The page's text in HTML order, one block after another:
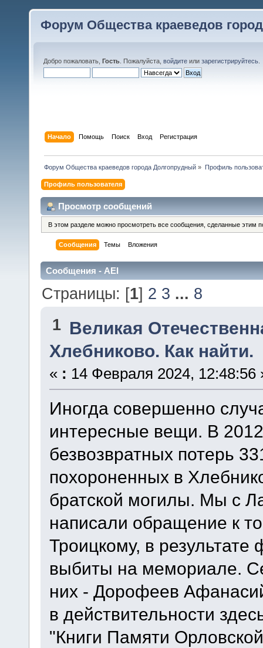
Форум Общества краеведов
Добро пожаловать, Гость . Пожалуйста, войдите или зарегистрируйтесь
Начало Помощь Поиск Вход Регистрация
Форум Общества краеведов города Долгопрудный » Профиль
Профиль пользователя
Просмотр сообщений
В этом разделе можно просмотреть все сообщения, сделанные этим
Сообщения Темы Вложения
Сообщения - AEI
Страницы: [1] 2 3 ... 8
1 Великая
Хлебниково. Как найти.
« : 14 Февраля 2024, 12:48:56
Иногда совершенно
интересные вещи. В
безвозвратных потерь
похороненных в
братской могилы. Мы с
написали обращение к
Троицкому, в
выбиты на мемориале.
них - Дорофеев
в действительности
"Книги Памяти